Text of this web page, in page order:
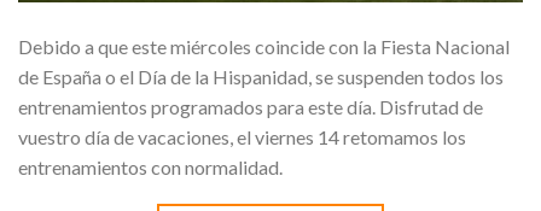
Debido a que este miércoles coincide con la Fiesta Nacional
de España o el Día de la Hispanidad, se suspenden todos los
entrenamientos programados para este día. Disfrutad de
vuestro día de vacaciones, el viernes 14 retomamos los
entrenamientos con normalidad.